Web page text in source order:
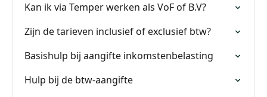
Kan ik via Temper werken als VoF of B.V?
Zijn de tarieven inclusief of exclusief btw?
Basishulp bij aangifte inkomstenbelasting
Hulp bij de btw-aangifte